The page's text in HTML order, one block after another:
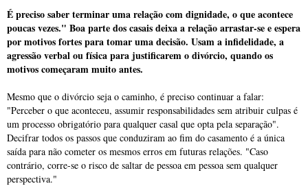
É preciso saber terminar uma relação com dignidade, o que acontece
poucas vezes." Boa parte dos casais deixa a relação arrastar-se e espera
por motivos fortes para tomar uma decisão. Usam a infidelidade, a
agressão verbal ou física para justificarem o divórcio, quando os
motivos começaram muito antes.
Mesmo que o divórcio seja o caminho, é preciso continuar a falar:
"Perceber o que aconteceu, assumir responsabilidades sem atribuir culpas é
um processo obrigatório para qualquer casal que opta pela separação".
Decifrar todos os passos que conduziram ao fim do casamento é a única
saída para não cometer os mesmos erros em futuras relações. "Caso
contrário, corre-se o risco de saltar de pessoa em pessoa sem qualquer
perspectiva."